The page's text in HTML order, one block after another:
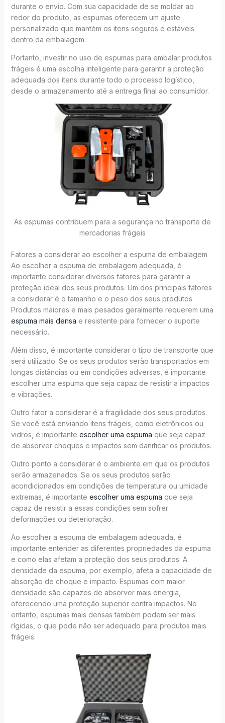
durante o envio. Com sua capacidade de se moldar ao
redor do produto, as espumas oferecem um ajuste
personalizado que mantém os itens seguros e estáveis
dentro da embalagem.
Portanto, investir no uso de espumas para embalar produtos
frágeis é uma escolha inteligente para garantir a proteção
adequada dos itens durante todo o processo logístico,
desde o armazenamento até a entrega final ao consumidor.
As espumas contribuem para a segurança no transporte de
mercadorias frágeis
Fatores a considerar ao escolher a espuma de embalagem
Ao escolher a espuma de embalagem adequada, é
importante considerar diversos fatores para garantir a
proteção ideal dos seus produtos. Um dos principais fatores
a considerar é o tamanho e o peso dos seus produtos.
Produtos maiores e mais pesados geralmente requerem uma
espuma mais densa e resistente para fornecer o suporte
necessário.
Além disso, é importante considerar o tipo de transporte que
será utilizado. Se os seus produtos serão transportados em
longas distâncias ou em condições adversas, é importante
escolher uma espuma que seja capaz de resistir a impactos
e vibrações.
Outro fator a considerar é a fragilidade dos seus produtos.
Se você está enviando itens frágeis, como eletrônicos ou
vidros, é importante escolher uma espuma que seja capaz
de absorver choques e impactos sem danificar os produtos.
Outro ponto a considerar é o ambiente em que os produtos
serão armazenados. Se os seus produtos serão
acondicionados em condições de temperatura ou umidade
extremas, é importante escolher uma espuma que seja
capaz de resistir a essas condições sem sofrer
deformações ou deterioração.
Ao escolher a espuma de embalagem adequada, é
importante entender as diferentes propriedades da espuma
e como elas afetam a proteção dos seus produtos. A
densidade da espuma, por exemplo, afeta a capacidade de
absorção de choque e impacto. Espumas com maior
densidade são capazes de absorver mais energia,
oferecendo uma proteção superior contra impactos. No
entanto, espumas mais densas também podem ser mais
rígidas, o que pode não ser adequado para produtos mais
frágeis.